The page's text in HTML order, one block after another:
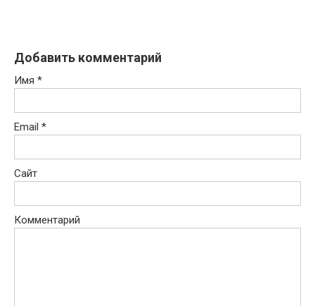
Добавить комментарий
Имя *
Email *
Сайт
Комментарий